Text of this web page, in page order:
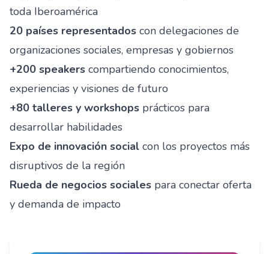
toda Iberoamérica
20 países representados con delegaciones de
organizaciones sociales, empresas y gobiernos
+200 speakers compartiendo conocimientos,
experiencias y visiones de futuro
+80 talleres y workshops prácticos para
desarrollar habilidades
Expo de innovación social con los proyectos más
disruptivos de la región
Rueda de negocios sociales para conectar oferta
y demanda de impacto